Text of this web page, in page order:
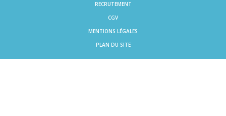
RECRUTEMENT
CGV
MENTIONS LÉGALES
PLAN DU SITE